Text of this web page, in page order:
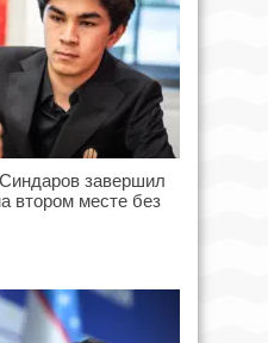
завершил
втором месте без